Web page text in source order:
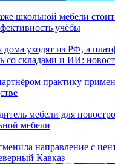
школьной мебели стоит
учёбы
дома уходят из РФ, а
со складами и ИИ:
практику
мебели для
мебели
направление с
Кавказ